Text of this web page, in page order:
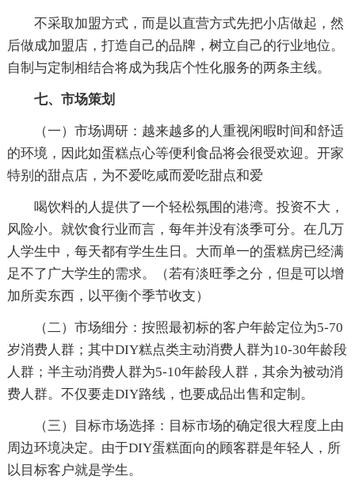
不采取加盟方式，而是以直营方式先把小店做起，然
后做成加盟店，打造自己的品牌，树立自己的行业地位。
自制与定制相结合将成为我店个性化服务的两条主线。
七、市场策划
（一）市场调研：越来越多的人重视闲暇时间和舒适
的环境，因此如蛋糕点心等便利食品将会很受欢迎。开家
特别的甜点店，为不爱吃咸而爱吃甜点和爱
喝饮料的人提供了一个轻松氛围的港湾。投资不大，
风险小。就饮食行业而言，每年并没有淡季可分。在几万
人学生中，每天都有学生生日。大而单一的蛋糕房已经满
足不了广大学生的需求。（若有淡旺季之分，但是可以增
加所卖东西，以平衡个季节收支）
（二）市场细分：按照最初标的客户年龄定位为5-70
岁消费人群；其中DIY糕点类主动消费人群为10-30年龄段
人群；半主动消费人群为5-10年龄段人群，其余为被动消
费人群。不仅要走DIY路线，也要成品出售和定制。
（三）目标市场选择：目标市场的确定很大程度上由
周边环境决定。由于DIY蛋糕面向的顾客群是年轻人，所
以目标客户就是学生。